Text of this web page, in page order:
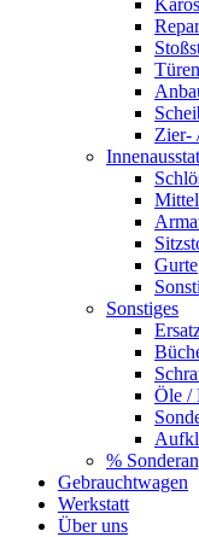
Zier-
Gurte
Sonstiges
Öle /
%
Gebrauchtwagen
Werkstatt
Über uns